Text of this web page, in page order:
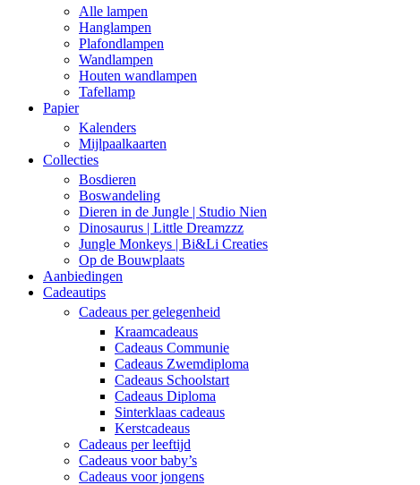
Alle lampen
Hanglampen
Plafondlampen
Wandlampen
Houten wandlampen
Tafellamp
Papier
Kalenders
Mijlpaalkaarten
Collecties
Bosdieren
Boswandeling
Dieren in de Jungle | Studio Nien
Dinosaurus | Little Dreamzzz
Jungle Monkeys | Bi&Li Creaties
Op de Bouwplaats
Aanbiedingen
Cadeautips
Cadeaus per gelegenheid
Kraamcadeaus
Cadeaus Communie
Cadeaus Zwemdiploma
Cadeaus Schoolstart
Cadeaus Diploma
Sinterklaas cadeaus
Kerstcadeaus
Cadeaus per leeftijd
Cadeaus voor baby’s
Cadeaus voor jongens